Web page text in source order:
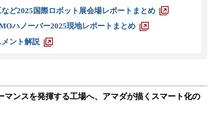
ど2025国際ロボット展会場レポートまとめ
ハノーバー2025現地レポートまとめ
ント解説
マンスを発揮する工場へ、アマダが描くスマート化の